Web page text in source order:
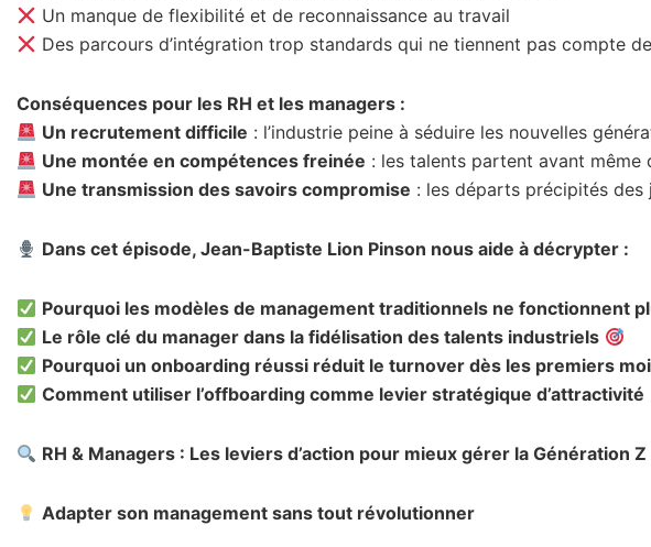
Un manque de flexibilité et de reconnaissance au travail
Des parcours d’intégration trop standards qui ne tiennent pas compte
Conséquences pour les RH et les managers :
Un recrutement difficile : l’industrie peine à séduire les nouvelles
Une montée en compétences freinée : les talents partent avant même
Une transmission des savoirs compromise : les départs précipités
Dans cet épisode, Jean-Baptiste Lion Pinson nous aide à décrypter :
Pourquoi les modèles de management traditionnels ne fonctionnent
Le rôle clé du manager dans la fidélisation des talents industriels
Pourquoi un onboarding réussi réduit le turnover dès les premiers
Comment utiliser l’offboarding comme levier stratégique d’attractivité
RH & Managers : Les leviers d’action pour mieux gérer la Génération Z
Adapter son management sans tout révolutionner